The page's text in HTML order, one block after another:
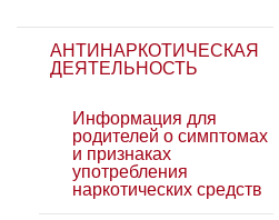
АНТИНАРКОТИЧЕСКАЯ
ДЕЯТЕЛЬНОСТЬ
Информация для
родителей о симптомах
и признаках
употребления
наркотических средств